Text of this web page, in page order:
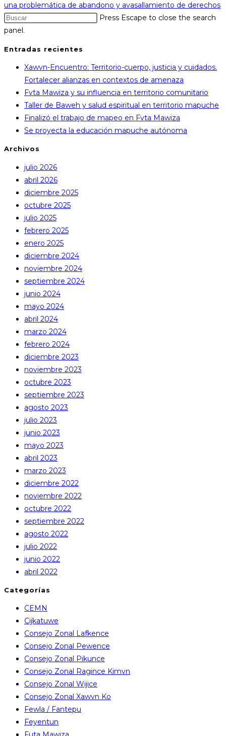
una problemática de abandono y avasallamiento de derechos
Press Escape to close the search
panel.
Entradas recientes
Xawvn-Encuentro: Territorio-cuerpo, justicia y cuidados.
Fortalecer alianzas en contextos de amenaza
Fvta Mawiza y su influencia en territorio comunitario
Taller de Baweh y salud espiritual en territorio mapuche
Finalizó el trabajo de mapeo en Fvta Mawiza
Se proyecta la educación mapuche autónoma
Archivos
julio 2026
abril 2026
diciembre 2025
octubre 2025
julio 2025
febrero 2025
enero 2025
diciembre 2024
noviembre 2024
septiembre 2024
junio 2024
mayo 2024
abril 2024
marzo 2024
febrero 2024
diciembre 2023
noviembre 2023
octubre 2023
septiembre 2023
agosto 2023
julio 2023
junio 2023
mayo 2023
abril 2023
marzo 2023
diciembre 2022
noviembre 2022
octubre 2022
septiembre 2022
agosto 2022
julio 2022
junio 2022
abril 2022
Categorías
CEMN
Cijkatuwe
Consejo Zonal Lafkence
Consejo Zonal Pewence
Consejo Zonal Pikunce
Consejo Zonal Ragince Kimvn
Consejo Zonal Wijice
Consejo Zonal Xawvn Ko
Fewla / Fantepu
Feyentun